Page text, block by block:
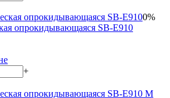
0%
опрокидывающаяся SB-E910
+